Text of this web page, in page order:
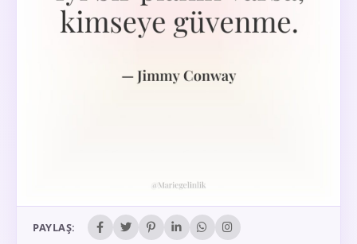
PAYLAŞ: